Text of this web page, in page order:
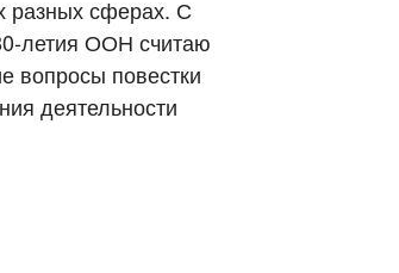
разных сферах. С
летия ООН считаю
вопросы повестки
деятельности